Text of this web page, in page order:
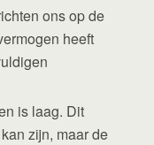
ons op de
heeft
is laag. Dit
zijn, maar de